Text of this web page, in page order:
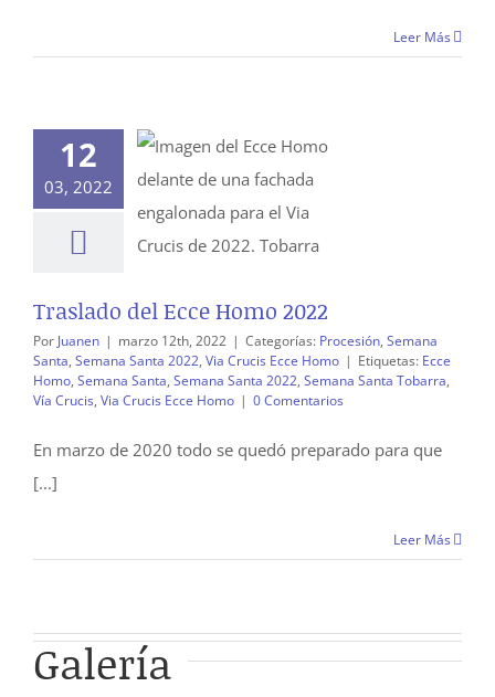
Leer Más
12
03, 2022
Traslado del Ecce Homo 2022
Por Juanen | marzo 12th, 2022 | Categorías: Procesión, Semana
Santa, Semana Santa 2022, Via Crucis Ecce Homo | Etiquetas: Ecce
Homo, Semana Santa, Semana Santa 2022, Semana Santa Tobarra,
Vía Crucis, Via Crucis Ecce Homo | 0 Comentarios
En marzo de 2020 todo se quedó preparado para que
[...]
Leer Más
Galería